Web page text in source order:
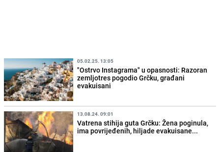
05.02.25. 13:05
"Ostrvo Instagrama" u opasnosti: Razoran
zemljotres pogodio Grčku, građani
evakuisani
13.08.24. 09:01
Vatrena stihija guta Grčku: Žena poginula,
ima povrijeđenih, hiljade evakuisane...